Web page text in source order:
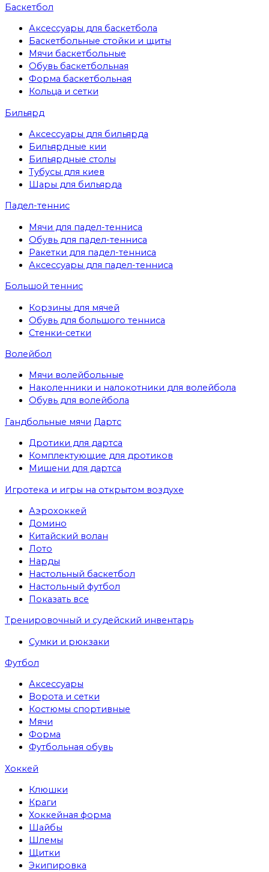
Баскетбол
Аксессуары для баскетбола
Баскетбольные стойки и щиты
Мячи баскетбольные
Обувь баскетбольная
Форма баскетбольная
Кольца и сетки
Бильярд
Аксессуары для бильярда
Бильярдные кии
Бильярдные столы
Тубусы для киев
Шары для бильярда
Падел-теннис
Мячи для падел-тенниса
Обувь для падел-тенниса
Ракетки для падел-тенниса
Аксессуары для падел-тенниса
Большой теннис
Корзины для мячей
Обувь для большого тенниса
Стенки-сетки
Волейбол
Мячи волейбольные
Наколенники и налокотники для волейбола
Обувь для волейбола
Гандбольные мячи Дартс
Дротики для дартса
Комплектующие для дротиков
Мишени для дартса
Игротека и игры на открытом воздухе
Аэрохоккей
Домино
Китайский волан
Лото
Нарды
Настольный баскетбол
Настольный футбол
Показать все
Тренировочный и судейский инвентарь
Сумки и рюкзаки
Футбол
Аксессуары
Ворота и сетки
Костюмы спортивные
Мячи
Форма
Футбольная обувь
Хоккей
Клюшки
Краги
Хоккейная форма
Шайбы
Шлемы
Щитки
Экипировка